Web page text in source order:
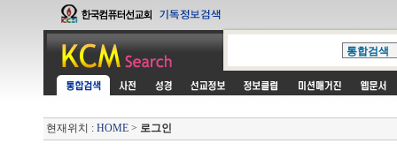
현재위치 : HOME > 로그인